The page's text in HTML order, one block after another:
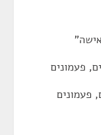
פעמונים
פעמונים